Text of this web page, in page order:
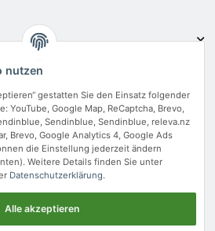
nutzen
gestatten Sie den Einsatz folgender
YouTube, Google Map, ReCaptcha, Brevo,
Sendinblue, Sendinblue, releva.nz
Brevo, Google Analytics 4, Google Ads
die Einstellung jederzeit ändern
Weitere Details finden Sie unter
Datenschutzerklärung.
Alle akzeptieren